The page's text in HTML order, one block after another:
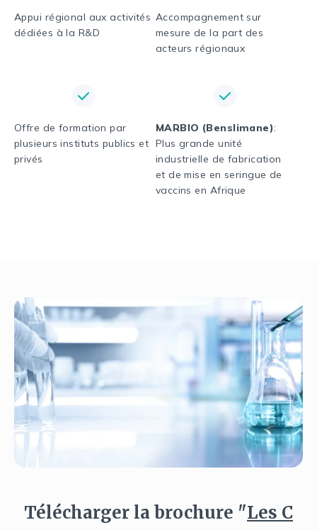
Appui régional aux activités
dédiées à la R&D
Accompagnement sur
mesure de la part des
acteurs régionaux
Offre de formation par
plusieurs instituts publics et
privés
MARBIO (Benslimane):
Plus grande unité
industrielle de fabrication
et de mise en seringue de
vaccins en Afrique
Télécharger la brochure "Les C